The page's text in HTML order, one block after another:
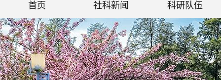
首页 社科新闻 科研队伍